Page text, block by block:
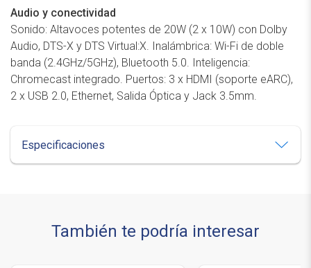
Audio y conectividad
Sonido: Altavoces potentes de 20W (2 x 10W) con Dolby
Audio, DTS-X y DTS Virtual:X. Inalámbrica: Wi-Fi de doble
banda (2.4GHz/5GHz), Bluetooth 5.0. Inteligencia:
Chromecast integrado. Puertos: 3 x HDMI (soporte eARC),
2 x USB 2.0, Ethernet, Salida Óptica y Jack 3.5mm.
Especificaciones
También te podría interesar